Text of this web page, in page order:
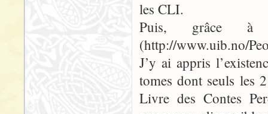
les CLI.
Puis, grâce à
(http://www.uib.no/
J’y ai appris
tomes dont seuls les
Livre des Contes